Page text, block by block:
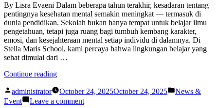
By Lisra Evaeni Dalam beberapa tahun terakhir, kesadaran tentang
pentingnya kesehatan mental semakin meningkat — termasuk di
dunia pendidikan. Sekolah bukan hanya tempat untuk belajar ilmu
pengetahuan, tetapi juga ruang bagi tumbuh kembang karakter,
emosi, dan kesejahteraan mental setiap individu di dalamnya. Di
Stella Maris School, kami percaya bahwa lingkungan belajar yang
sehat dimulai dari …
Continue reading“Pentingnya
Mental
di
Posted
by
administrator October 24, 2025October 24, 2025
Posted
News &
Event
Leave a commenton